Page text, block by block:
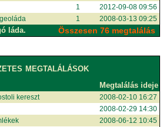
1
2012-09-08 09:56
1 2008-03-13 09:25
láda. Összesen 76 megtalálás
megtalálások
Megtalálás ideje
kereszt
2008-02-10 16:27
2008-02-29 14:30
2008-06-12 10:45